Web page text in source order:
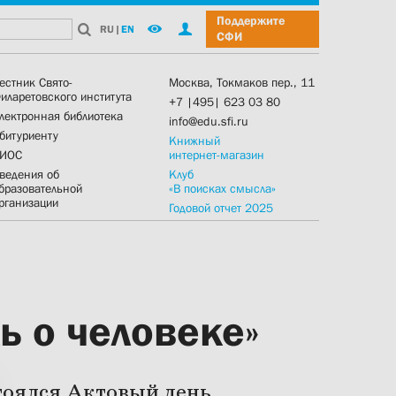
RU | EN
Поддержите
СФИ
Свято-
института
библиотека
об
Москва, Токмаков пер., 11
+7 |495| 623 03 80
info@edu.sfi.ru
Книжный
интернет-магазин
Клуб
«В поисках смысла»
Годовой отчет 2025
о человеке»